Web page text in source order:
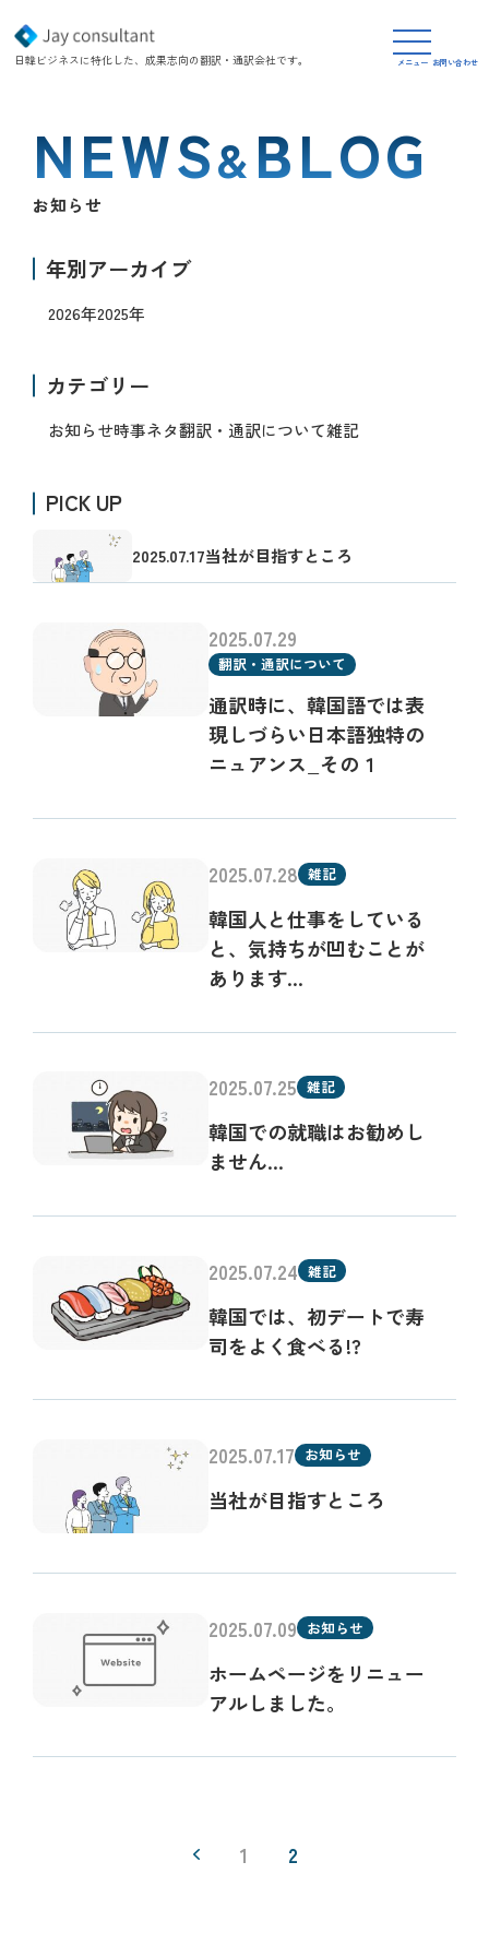
日韓ビジネスに特化した、成果志向の翻訳・通訳会社です。 メニュー お問い合わせ
NEWS&BLOG
お知らせ
年別アーカイブ
2026年2025年
カテゴリー
お知らせ時事ネタ翻訳・通訳について雑記
PICK UP
2025.07.17当社が目指すところ
2025.07.29
翻訳・通訳について
通訳時に、韓国語では表
現しづらい日本語独特の
ニュアンス_その１
2025.07.28 雑記
韓国人と仕事をしている
と、気持ちが凹むことが
あります…
2025.07.25 雑記
韓国での就職はお勧めし
ません…
2025.07.24 雑記
韓国では、初デートで寿
司をよく食べる!?
2025.07.17 お知らせ
当社が目指すところ
2025.07.09 お知らせ
ホームページをリニュー
アルしました。
1 2